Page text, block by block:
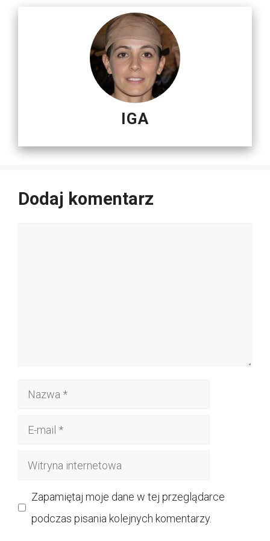
IGA
Dodaj komentarz
Nazwa
Witryna
Zapamiętaj moje dane w tej przeglądarce
podczas pisania kolejnych komentarzy.